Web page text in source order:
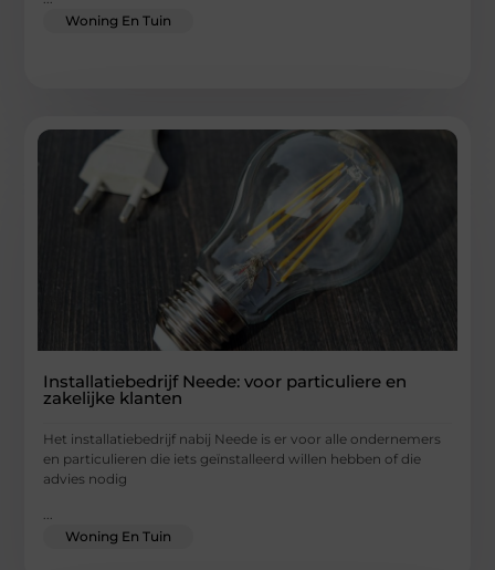
Woning En Tuin
Installatiebedrijf Neede: voor particuliere en
zakelijke klanten
Het installatiebedrijf nabij Neede is er voor alle ondernemers
en particulieren die iets geïnstalleerd willen hebben of die
advies nodig
...
Woning En Tuin